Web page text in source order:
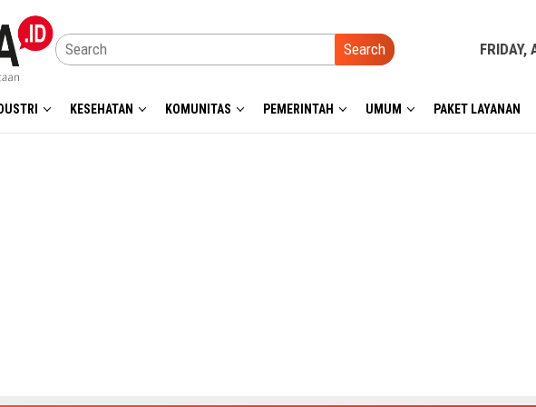
Search FRIDAY,
KESEHATAN KOMUNITAS PEMERINTAH UMUM PAKET LAYANAN